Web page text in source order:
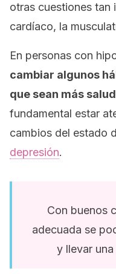
otras cuestiones tan
cardíaco, la
En personas con
cambiar algunos
que sean más
fundamental estar
cambios del estado
depresión.
Con buenos
adecuada se
y llevar